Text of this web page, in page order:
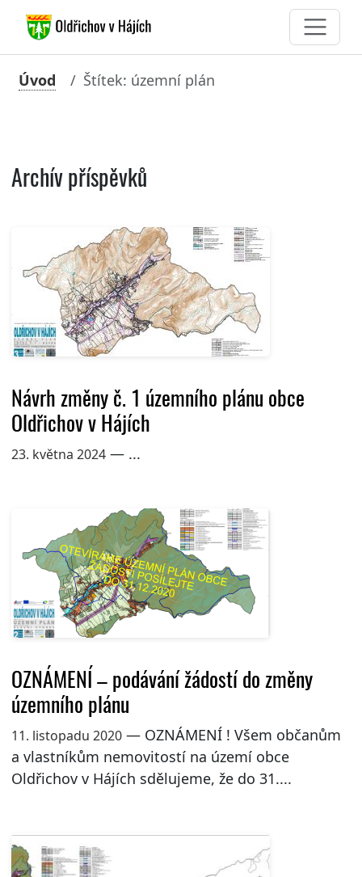
Úvod Štítek: územní plán
Archív příspěvků
Návrh změny č. 1 územního plánu obce
Oldřichov v Hájích
23. května 2024— ...
OZNÁMENÍ – podávání žádostí do změny
územního plánu
11. listopadu 2020— OZNÁMENÍ ! Všem občanům
a vlastníkům nemovitostí na území obce
Oldřichov v Hájích sdělujeme, že do 31....